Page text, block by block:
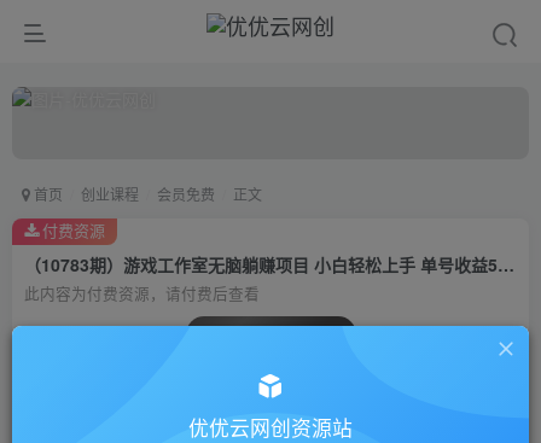
首页 创业课程 会员免费 正文
（10783期）游戏工作室无脑躺赚项目 小白轻松上手 单号收益50＋ 可矩阵批量操作
此内容为付费资源，请付费后查看
会员专属资源
您暂无购买权限，请先开通会员
付费资源
优优云网创资源站